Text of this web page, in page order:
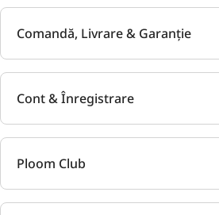
Comandă, Livrare & Garanție
Cont & Înregistrare
Ploom Club